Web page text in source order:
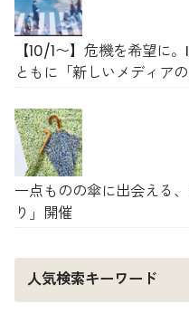
【10/1〜】危機を希望に
ともに「新しいメディア
をスタート
一点ものの傘に出会える
り」開催
人気検索キーワード